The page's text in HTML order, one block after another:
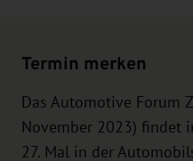
Termin merken
Das Automotive Forum
November 2023) findet
27. Mal in der